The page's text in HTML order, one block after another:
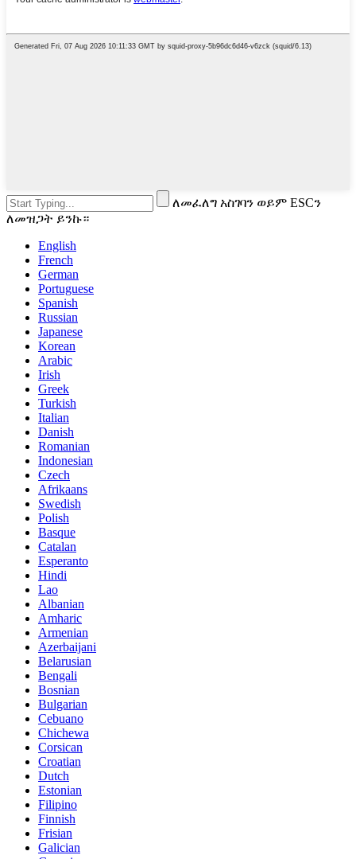
ለመፈለግ አስገባን ወይም ESCን
ለመዝጋት ይንኩ።
English
French
German
Portuguese
Spanish
Russian
Japanese
Korean
Arabic
Irish
Greek
Turkish
Italian
Danish
Romanian
Indonesian
Czech
Afrikaans
Swedish
Polish
Basque
Catalan
Esperanto
Hindi
Lao
Albanian
Amharic
Armenian
Azerbaijani
Belarusian
Bengali
Bosnian
Bulgarian
Cebuano
Chichewa
Corsican
Croatian
Dutch
Estonian
Filipino
Finnish
Frisian
Galician